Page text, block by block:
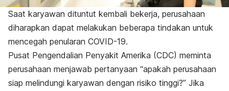
Saat karyawan dituntut kembali bekerja, perusahaan
diharapkan dapat melakukan beberapa tindakan untuk
mencegah penularan COVID-19.
Pusat Pengendalian Penyakit Amerika (CDC) meminta
perusahaan menjawab pertanyaan “apakah perusahaan
siap melindungi karyawan dengan risiko tinggi?” Jika